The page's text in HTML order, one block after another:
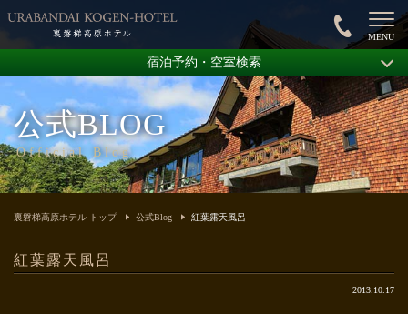
公式BLOG
Official Blog
宿泊予約・空室検索
裏磐梯高原ホテル トップ 公式Blog 紅葉露天風呂
紅葉露天風呂
2013.10.17